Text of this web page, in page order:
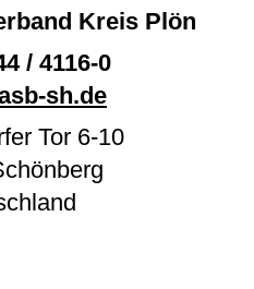
Kreis Plön
/ 4116-0
sh.de
Tor 6-10